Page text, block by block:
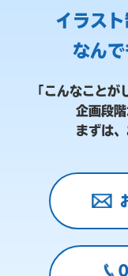
イラス
なんで
「こんなことが
企画段階
まずは